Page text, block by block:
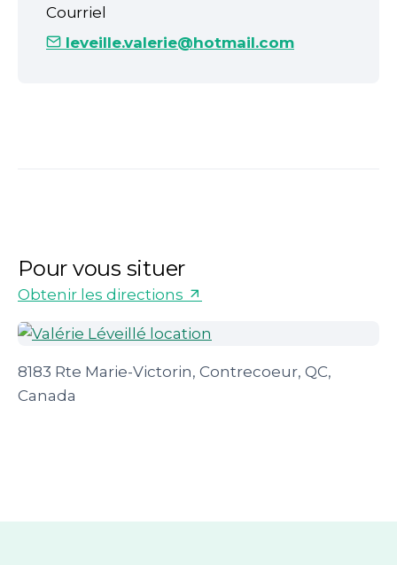
Courriel
leveille.valerie@hotmail.com
Pour vous situer
Obtenir les directions
8183 Rte Marie-Victorin, Contrecoeur, QC,
Canada